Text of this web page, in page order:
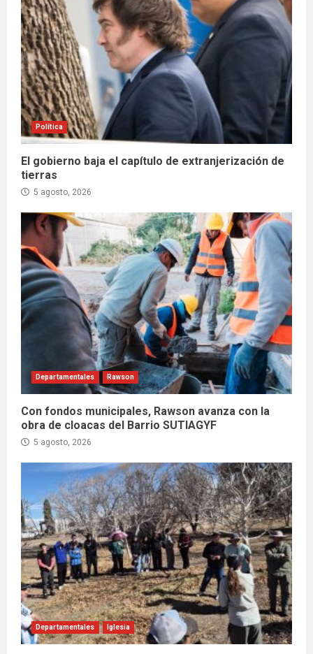
Política
El gobierno baja el capítulo de extranjerización de
tierras
5 agosto, 2026
Departamentales Rawson
Con fondos municipales, Rawson avanza con la
obra de cloacas del Barrio SUTIAGYF
5 agosto, 2026
Departamentales Iglesia